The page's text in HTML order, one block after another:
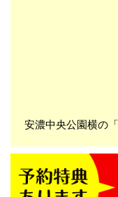
安濃中央公園横の